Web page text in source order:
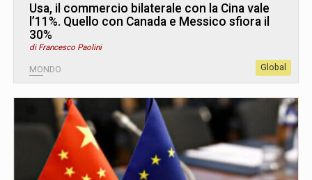
Usa, il commercio bilaterale con la Cina vale
l’11%. Quello con Canada e Messico sfiora il
30%
di Francesco Paolini
MONDO Global